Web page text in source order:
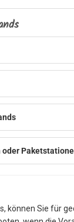
können Sie für